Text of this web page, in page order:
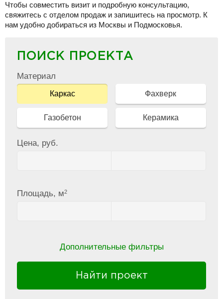
Чтобы совместить визит и подробную консультацию,
свяжитесь с отделом продаж и запишитесь на просмотр. К
нам удобно добираться из Москвы и Подмосковья.
ПОИСК ПРОЕКТА
Материал
Каркас Фахверк
Газобетон Керамика
Цена, руб.
Площадь, м2
Дополнительные фильтры
Найти проект